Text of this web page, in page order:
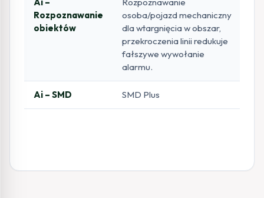
Rozpoznawanie
obiektów
osoba/pojazd mechaniczny
dla wtargnięcia w obszar,
przekroczenia linii redukuje
fałszywe wywołanie
alarmu.
Ai – SMD SMD Plus